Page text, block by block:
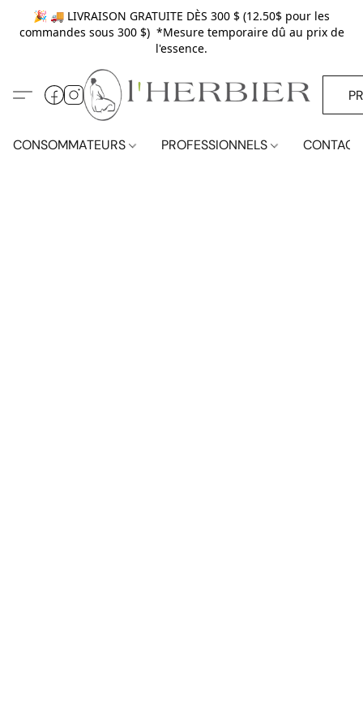
🎉 🚚 LIVRAISON GRATUITE DÈS 300 $ (12.50$ pour les
commandes sous 300 $) *Mesure temporaire dû au prix de
l'essence.
CONSOMMATEURS PROFESSIONNELS CONTACT